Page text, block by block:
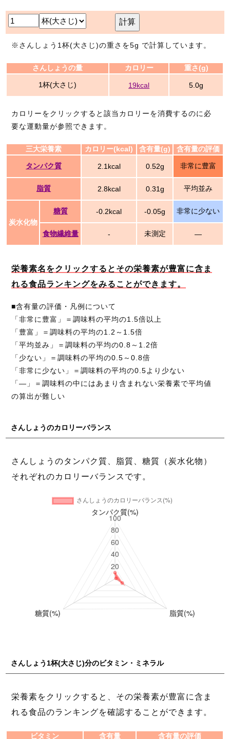
計算
※さんしょう1杯(大さじ)の重さを5g で計算しています。
さんしょうの量 カロリー 重さ(g)
1杯(大さじ) 19kcal 5.0g
カロリーをクリックすると該当カロリーを消費するのに必
要な運動量が参照できます。
三大栄養素 カロリー(kcal) 含有量(g) 含有量の評価
タンパク質 2.1kcal 0.52g 非常に豊富
脂質 2.8kcal 0.31g 平均並み
炭水化物
糖質 -0.2kcal -0.05g 非常に少ない
食物繊維量 - 未測定 ―
栄養素名をクリックするとその栄養素が豊富に含ま
れる食品ランキングをみることができます。
■含有量の評価・凡例について
「非常に豊富」＝調味料の平均の1.5倍以上
「豊富」＝調味料の平均の1.2～1.5倍
「平均並み」＝調味料の平均の0.8～1.2倍
「少ない」＝調味料の平均の0.5～0.8倍
「非常に少ない」＝調味料の平均の0.5より少ない
「―」＝調味料の中にはあまり含まれない栄養素で平均値
の算出が難しい
さんしょうのカロリーバランス
さんしょうのタンパク質、脂質、糖質（炭水化物）
それぞれのカロリーバランスです。
さんしょう1杯(大さじ)分のビタミン・ミネラル
栄養素をクリックすると、その栄養素が豊富に含ま
れる食品のランキングを確認することができます。
ビタミン 含有量 含有量の評価